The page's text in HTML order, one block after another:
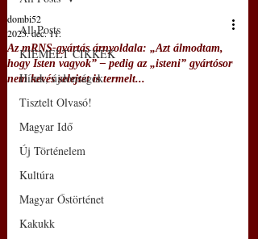
All Posts
KIEMELT CIKKEK
Hírek, újdonságok
Tisztelt Olvasó!
Magyar Idő
Új Történelem
Kultúra
Magyar Őstörténet
Kakukk
Az mRNS-gyártás árnyoldala: „Azt álmodtam,
hogy Isten vagyok” – pedig az „isteni” gyártósor
nem kevés selejtet is termelt...
dombi52
2025. dec. 11.